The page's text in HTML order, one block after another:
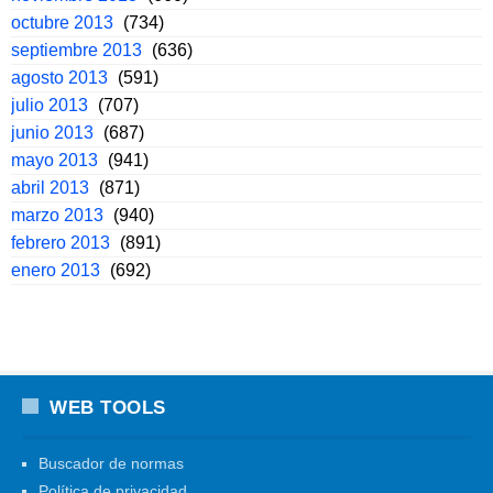
octubre 2013 (734)
septiembre 2013 (636)
agosto 2013 (591)
julio 2013 (707)
junio 2013 (687)
mayo 2013 (941)
abril 2013 (871)
marzo 2013 (940)
febrero 2013 (891)
enero 2013 (692)
WEB TOOLS
Buscador de normas